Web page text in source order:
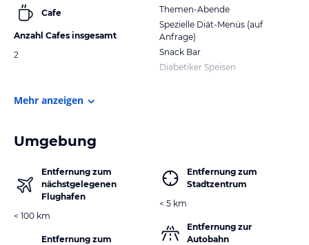
Cafe
Anzahl Cafes insgesamt
2
Themen-Abende
Spezielle Diät-Menüs (auf
Anfrage)
Snack Bar
Diabetiker Speisen
Mehr anzeigen
Umgebung
Entfernung zum
nächstgelegenen
Flughafen
< 100 km
Entfernung zum
Entfernung zum
Stadtzentrum
< 5 km
Entfernung zur
Autobahn